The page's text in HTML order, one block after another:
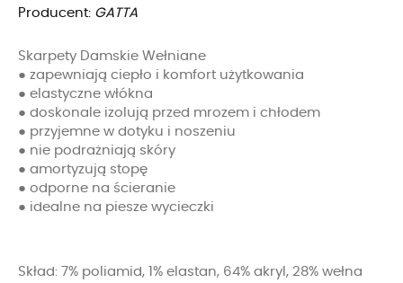
Producent: GATTA
Skarpety Damskie Wełniane
● zapewniają ciepło i komfort użytkowania
● elastyczne włókna
● doskonale izolują przed mrozem i chłodem
● przyjemne w dotyku i noszeniu
● nie podrażniają skóry
● amortyzują stopę
● odporne na ścieranie
● idealne na piesze wycieczki
Skład: 7% poliamid, 1% elastan, 64% akryl, 28% wełna